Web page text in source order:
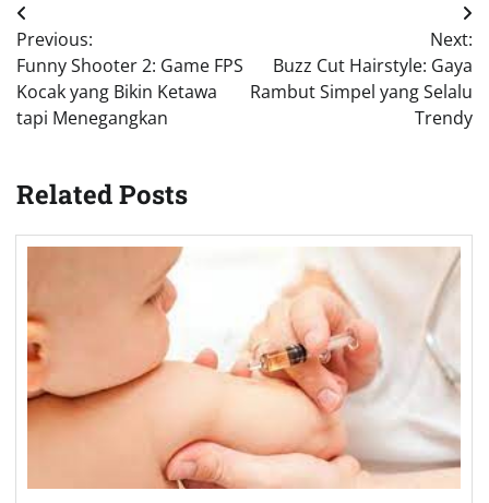
Post
navigation
Previous:
Funny Shooter 2: Game FPS
Kocak yang Bikin Ketawa
tapi Menegangkan
Next:
Buzz Cut Hairstyle: Gaya
Rambut Simpel yang Selalu
Trendy
Related Posts